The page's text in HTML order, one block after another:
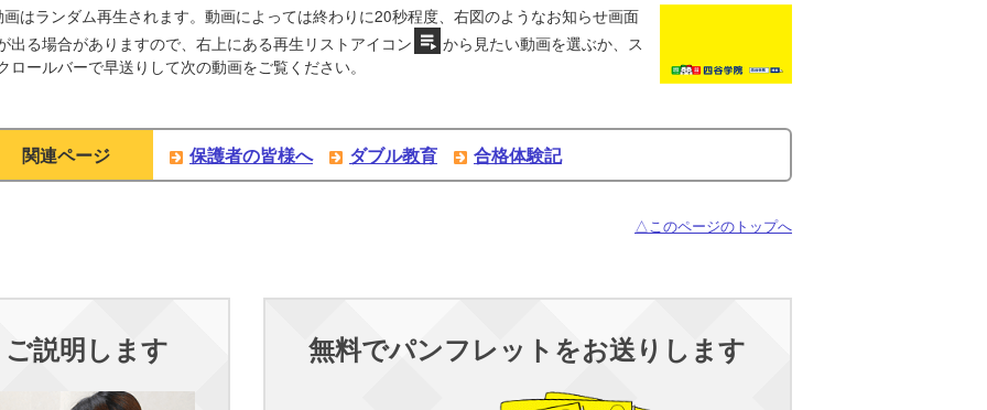
画はランダム再生されます。動画によっては終わりに20秒程度、右図のようなお知らせ画面
出る場合がありますので、右上にある再生リストアイコン
から見たい動画を選ぶか、ス
ロールバーで早送りして次の動画をご覧ください。
関連ページ 保護者の皆様へ ダブル教育 合格体験記
△このページのトップへ
説明します 無料でパンフレットをお送りします